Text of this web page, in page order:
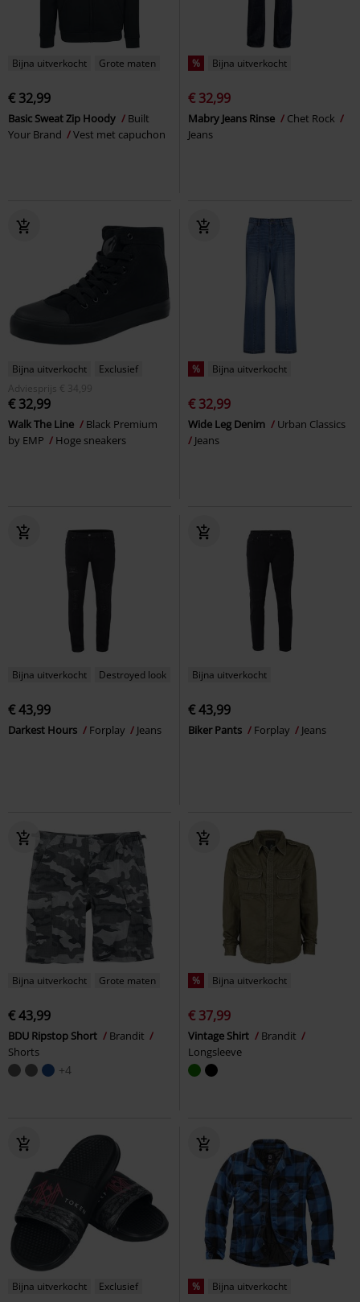
Bijna uitverkocht Grote maten
€ 32,99
Basic Sweat Zip Hoody
Built
Your Brand
Vest met capuchon
% Bijna uitverkocht
€ 32,99
Mabry Jeans Rinse
Chet Rock
Jeans
Bijna uitverkocht
Exclusief
Adviesprijs
€ 34,99
€ 32,99
Walk The Line
Black Premium
by EMP
Hoge sneakers
% Bijna uitverkocht
€ 32,99
Wide Leg Denim
Urban Classics
Jeans
Bijna uitverkocht Destroyed look
€ 43,99
Darkest Hours Forplay Jeans
Bijna uitverkocht
€ 43,99
Biker Pants Forplay Jeans
Bijna uitverkocht Grote maten
€ 43,99
BDU Ripstop Short
Brandit
Shorts
+4
% Bijna uitverkocht
€ 37,99
Vintage Shirt
Brandit
Longsleeve
Bijna uitverkocht Exclusief % Bijna uitverkocht